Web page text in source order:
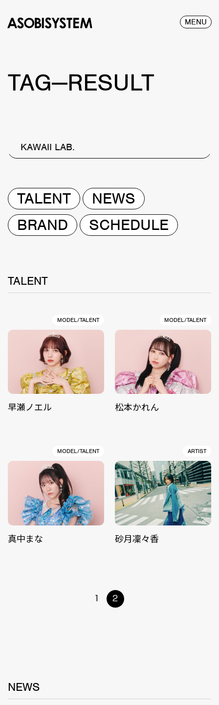
MENU
TAG—RESULT
KAWAII LAB.
TALENT
NEWS
BRAND
SCHEDULE
TALENT
MODEL/TALENT
早瀬ノエル
MODEL/TALENT
松本かれん
MODEL/TALENT
真中まな
ARTIST
砂月凜々香
1 2
NEWS